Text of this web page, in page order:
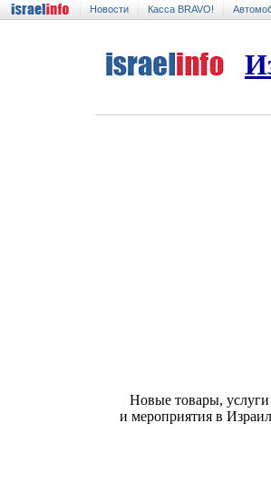
Новости Касса BRAVO!
Новые товары, услуги
и мероприятия в